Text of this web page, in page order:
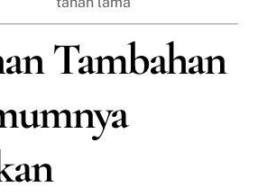
Tambahan